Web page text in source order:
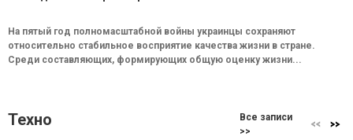
На пятый год полномасштабной войны украинцы сохраняют
относительно стабильное восприятие качества жизни в стране.
Среди составляющих, формирующих общую оценку жизни...
Техно
Все записи
>>